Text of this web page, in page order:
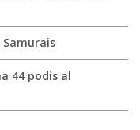
44 podis al